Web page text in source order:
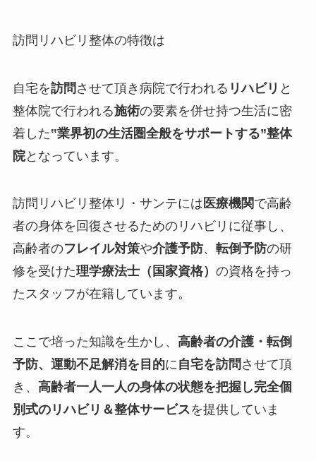
訪問リハビリ整体の特徴は
自宅を訪問 させて頂き病院で行われる リハビリ と
整体院で行われる施術の要素を併せ持つ生活に密
着した‟業界初の生活圏全般をサポートする”整体
院となっています。
訪問リハビリ整体リ・サンテには 医療機関で高齢
者の身体を回復させるためのリハビリに従事し、
高齢者のフレイル対策や介護予防、 転倒予防の研
修を受けた理学療法士（国家資格） の資格を持っ
たスタッフが在籍しています。
ここで培った知識を生かし、 高齢者の介護・転倒
予防、運動不足解消を目的に自宅を訪問 させて頂
き、 高齢者一人一人の身体の状態を把握し完全個
別式のリハビリ＆整体サービスを提供していま
す。